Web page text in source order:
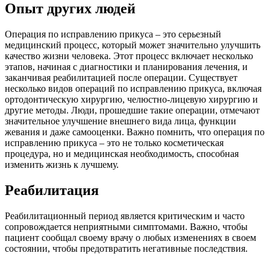
Опыт других людей
Операция по исправлению прикуса – это серьезный
медицинский процесс, который может значительно улучшить
качество жизни человека. Этот процесс включает несколько
этапов, начиная с диагностики и планирования лечения, и
заканчивая реабилитацией после операции. Существует
несколько видов операций по исправлению прикуса, включая
ортодонтическую хирургию, челюстно-лицевую хирургию и
другие методы. Люди, прошедшие такие операции, отмечают
значительное улучшение внешнего вида лица, функции
жевания и даже самооценки. Важно помнить, что операция по
исправлению прикуса – это не только косметическая
процедура, но и медицинская необходимость, способная
изменить жизнь к лучшему.
Реабилитация
Реабилитационный период является критическим и часто
сопровождается неприятными симптомами. Важно, чтобы
пациент сообщал своему врачу о любых изменениях в своем
состоянии, чтобы предотвратить негативные последствия.